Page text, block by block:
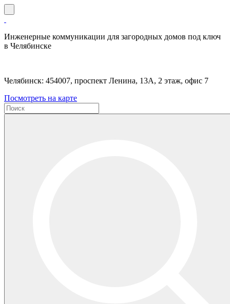
Инженерные коммуникации для загородных домов под ключ
в Челябинске
Челябинск: 454007, проспект Ленина, 13А, 2 этаж, офис 7
Посмотреть на карте